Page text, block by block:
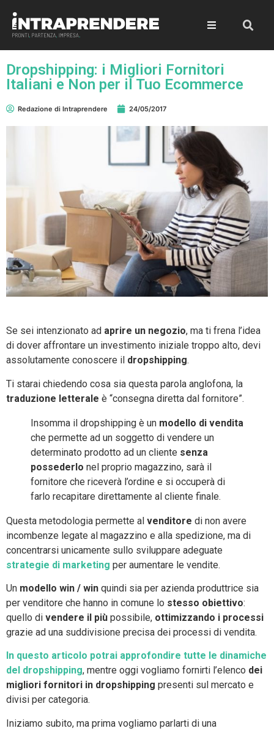
Dropshipping: i Migliori Fornitori
Italiani e Non per il Tuo Ecommerce
Redazione di Intraprendere 24/05/2017
Se sei intenzionato ad aprire un negozio, ma ti frena l’idea
di dover affrontare un investimento iniziale troppo alto, devi
assolutamente conoscere il dropshipping.
Ti starai chiedendo cosa sia questa parola anglofona, la
traduzione letterale è “consegna diretta dal fornitore”.
Insomma il dropshipping è un modello di vendita
che permette ad un soggetto di vendere un
determinato prodotto ad un cliente senza
possederlo nel proprio magazzino, sarà il
fornitore che riceverà l’ordine e si occuperà di
farlo recapitare direttamente al cliente finale.
Questa metodologia permette al venditore di non avere
incombenze legate al magazzino e alla spedizione, ma di
concentrarsi unicamente sullo sviluppare adeguate
strategie di marketing per aumentare le vendite.
Un modello win / win quindi sia per azienda produttrice sia
per venditore che hanno in comune lo stesso obiettivo:
quello di vendere il più possibile, ottimizzando i processi
grazie ad una suddivisione precisa dei processi di vendita.
In questo articolo potrai approfondire tutte le dinamiche
del dropshipping, mentre oggi vogliamo fornirti l’elenco dei
migliori fornitori in dropshipping presenti sul mercato e
divisi per categoria.
Iniziamo subito, ma prima vogliamo parlarti di una